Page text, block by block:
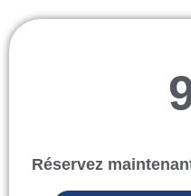
Réservez